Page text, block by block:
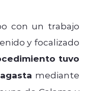
con un trabajo
y focalizado
tuvo
mediante